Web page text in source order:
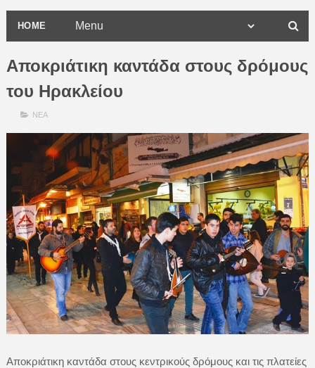
HOME
Αποκριάτικη καντάδα στους δρόμους
του Ηρακλείου
ΝΕΑ
Αποκριάτικη καντάδα στους κεντρικούς δρόμους και τις πλατείες